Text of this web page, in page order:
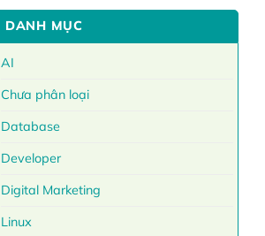
DANH MỤC
AI
Chưa phân loại
Database
Developer
Digital Marketing
Linux